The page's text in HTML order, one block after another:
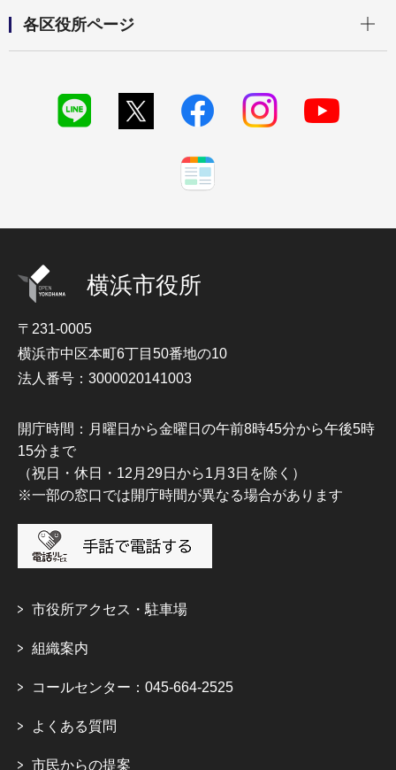
各区役所ページ
横浜市役所
〒231-0005
横浜市中区本町6丁目50番地の10
法人番号：3000020141003
開庁時間：月曜日から金曜日の午前8時45分から午後5時
15分まで
（祝日・休日・12月29日から1月3日を除く）
※一部の窓口では開庁時間が異なる場合があります
市役所アクセス・駐車場
組織案内
コールセンター：045-664-2525
よくある質問
市民からの提案